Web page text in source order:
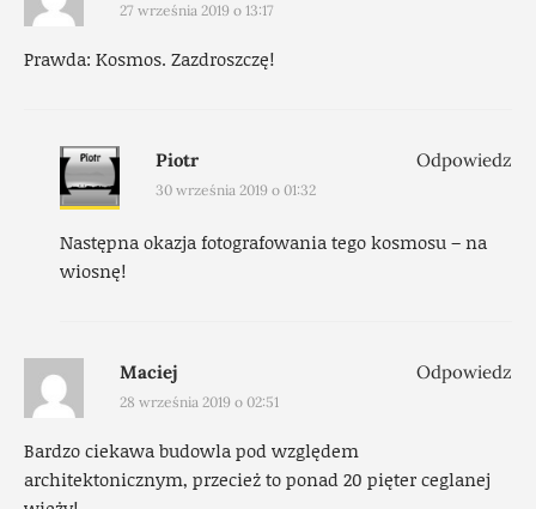
27 września 2019 o 13:17
Prawda: Kosmos. Zazdroszczę!
Piotr
30 września 2019 o 01:32
Następna okazja fotografowania tego kosmosu – na
wiosnę!
Odpowiedz
Maciej
28 września 2019 o 02:51
Bardzo ciekawa budowla pod względem
architektonicznym, przecież to ponad 20 pięter ceglanej
Odpowiedz